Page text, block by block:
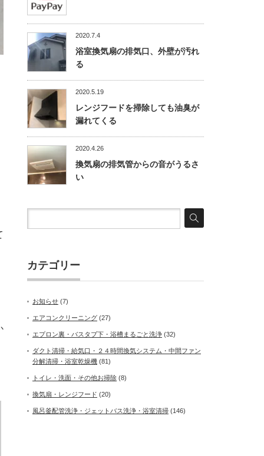
2020.7.4
浴室換気扇の排気口、外壁が汚れ
る
2020.5.19
レンジフードを掃除しても油臭が
漏れてくる
2020.4.26
換気扇の排気管からの音がうるさ
い
カテゴリー
お知らせ (7)
エアコンクリーニング (27)
エプロン裏・バスタブ下・浴槽まるごと洗浄 (32)
ダクト清掃・給気口・２４時間換気システム・中間ファン
分解清掃・浴室乾燥機 (81)
トイレ・洗面・その他お掃除 (8)
換気扇・レンジフード (20)
風呂釜配管洗浄・ジェットバス洗浄・浴室清掃 (146)